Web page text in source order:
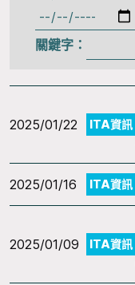
關鍵字：
2025/01/22 ITA資訊
2025/01/16 ITA資訊
2025/01/09 ITA資訊